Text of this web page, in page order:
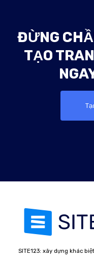
ĐỪNG
TẠO
SITE123: xây dựng khác